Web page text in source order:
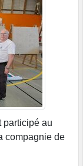
participé au
compagnie de